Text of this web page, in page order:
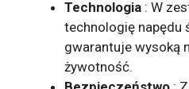
Technologia : W
technologię napędu
gwarantuje wysoką
żywotność.